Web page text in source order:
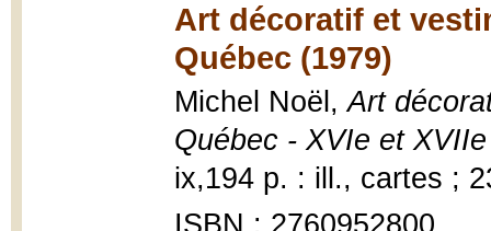
Art décoratif et
Québec (1979)
Michel Noël,Art
Québec - XVIe et
ix,194 p. : ill., cartes ;
ISBN : 2760952800